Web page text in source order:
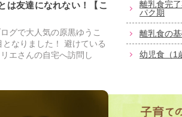
は友達になれない！【こ
グで大人気の原黒ゆうこ
なりました！ 避けている
エさんの自宅へ訪問し
離乳食完
パク期
離乳食の
幼児食（1